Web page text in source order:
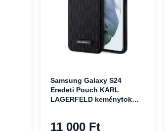
Samsung Galaxy S24
Eredeti Pouch KARL
LAGERFELD keménytok
tok
11 000 Ft